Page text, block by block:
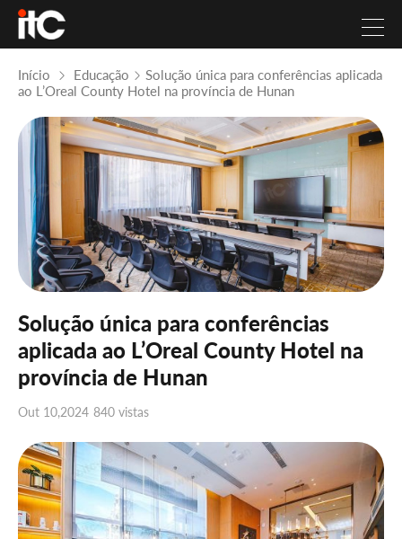
Início Educação
Solução única para conferências aplicada
ao L’Oreal County Hotel na província de Hunan
Solução única para conferências
aplicada ao L’Oreal County Hotel na
província de Hunan
Out 10,2024 840 vistas